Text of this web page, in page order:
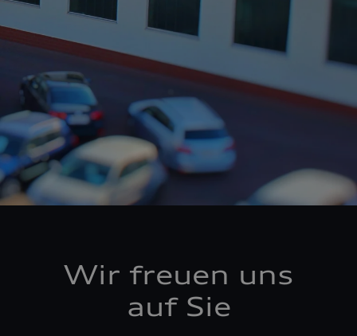
Wir freuen uns
auf Sie